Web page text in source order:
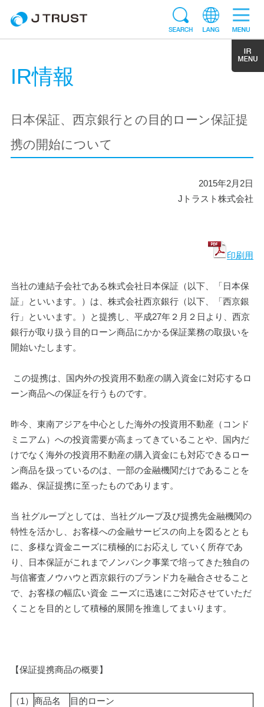
IR情報
日本保証、西京銀行との目的ローン保証提
携の開始について
2015年2月2日
Jトラスト株式会社
印刷用
当社の連結子会社である株式会社日本保証（以下、「日本保
証」といいます。）は、株式会社西京銀行（以下、「西京銀
行」といいます。）と提携し、平成27年２月２日より、西京
銀行が取り扱う目的ローン商品にかかる保証業務の取扱いを
開始いたします。
この提携は、国内外の投資用不動産の購入資金に対応するロ
ーン商品への保証を行うものです。
昨今、東南アジアを中心とした海外の投資用不動産（コンド
ミニアム）への投資需要が高まってきていることや、国内だ
けでなく海外の投資用不動産の購入資金にも対応できるロー
ン商品を扱っているのは、一部の金融機関だけであることを
鑑み、保証提携に至ったものであります。
当 社グループとしては、当社グループ及び提携先金融機関の
特性を活かし、お客様への金融サービスの向上を図るととも
に、多様な資金ニーズに積極的にお応えし ていく所存であ
り、日本保証がこれまでノンバンク事業で培ってきた独自の
与信審査ノウハウと西京銀行のブランド力を融合させること
で、お客様の幅広い資金 ニーズに迅速にご対応させていただ
くことを目的として積極的展開を推進してまいります。
【保証提携商品の概要】
（1） 商品名
目的ローン